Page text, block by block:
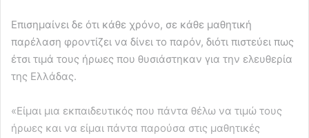
Επισημαίνει δε ότι κάθε χρόνο, σε κάθε μαθητική
παρέλαση φροντίζει να δίνει το παρόν, διότι πιστεύει πως
έτσι τιμά τους ήρωες που θυσιάστηκαν για την ελευθερία
της Ελλάδας.
«Είμαι μια εκπαιδευτικός που πάντα θέλω να τιμώ τους
ήρωες και να είμαι πάντα παρούσα στις μαθητικές